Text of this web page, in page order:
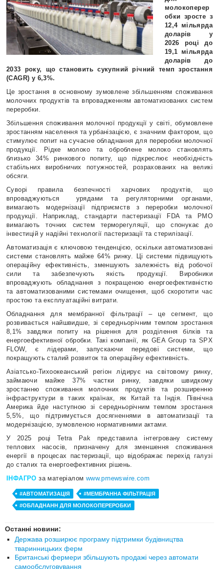
молокоперер
обки зросте з
12,4 мільярда
доларів у
2026 році до
19,1 мільярда
доларів до
2033 року, що становить сукупний річний темп зростання
(CAGR) у 6,3%.
Це зростання в основному зумовлене збільшенням споживання
молочних продуктів та впровадженням автоматизованих систем
переробки.
Збільшення споживання молочної продукції у світі, обумовлене
зростанням населення та урбанізацією, є значним фактором, що
стимулює попит на сучасне обладнання для переробки молочної
продукції. Рідке молоко та оброблене молоко становлять
близько 34% ринкового попиту, що підкреслює необхідність
стабільних виробничих потужностей, розрахованих на великі
обсяги.
Суворі правила безпечності харчових продуктів, що
впроваджуються урядами та регуляторними органами,
вимагають модернізації підприємств з переробки молочної
продукції. Наприклад, стандарти пастеризації FDA та PMO
вимагають точних систем терморегуляції, що спонукає до
інвестицій у надійні технології пастеризації та стерилізації.
Автоматизація є ключовою тенденцією, оскільки автоматизовані
системи становлять майже 64% ринку. Ці системи підвищують
операційну ефективність, зменшують залежність від робочої
сили та забезпечують якість продукції. Виробники
впроваджують обладнання з покращеною енергоефективністю
та автоматизованими системами очищення, щоб скоротити час
простою та експлуатаційні витрати.
Обладнання для мембранної фільтрації – це сегмент, що
розвивається найшвидше, зі середньорічним темпом зростання
8,1% завдяки попиту на рішення для розділення білків та
енергоефективної обробки. Такі компанії, як GEA Group та SPX
FLOW, є лідерами, запускаючи передові системи, що
покращують сталий розвиток та операційну ефективність.
Азіатсько-Тихоокеанський регіон лідирує на світовому ринку,
займаючи майже 37% частки ринку, завдяки швидкому
зростанню споживання молочних продуктів та розширенню
інфраструктури в таких країнах, як Китай та Індія. Північна
Америка йде наступною зі середньорічним темпом зростання
5,5%, що підтримується досягненнями в автоматизації та
модернізацією, зумовленою нормативними актами.
У 2025 році Tetra Pak представила інтегровану систему
теплових насосів, призначену для зменшення споживання
енергії в процесах пастеризації, що відображає перехід галузі
до сталих та енергоефективних рішень.
ІНФАГРО за матеріалом www.prnewswire.com
#АВТОМАТИЗАЦІЯ
#МЕМБРАННА ФІЛЬТРАЦІЯ
#ОБЛАДНАНН ДЛЯ МОЛОКОПЕРЕРОБКИ
Останні новини:
Держава розширює програму підтримки будівництва
тваринницьких ферм
Британські фермери збільшують продажі через автомати
самообслуговування